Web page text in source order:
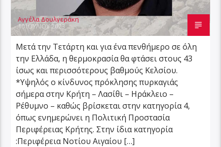
Αγγέλα Δουλγεράκη
10 ΙΟΥΛΊΟΥ 2023
Μετά την Τετάρτη και για ένα πενθήμερο σε όλη
την Ελλάδα, η θερμοκρασία θα φτάσει στους 43
ίσως και περισσότερους βαθμούς Κελσίου.
*Υψηλός ο κίνδυνος πρόκλησης πυρκαγιάς
σήμερα στην Κρήτη – Λασίθι – Ηράκλειο –
Ρέθυμνο – καθώς βρίσκεται στην κατηγορία 4,
όπως ενημερώνει η Πολιτική Προστασία
Περιφέρειας Κρήτης. Στην ίδια κατηγορία
:Περιφέρεια Νοτίου Αιγαίου […]